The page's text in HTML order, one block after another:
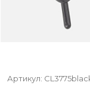
Артикул: